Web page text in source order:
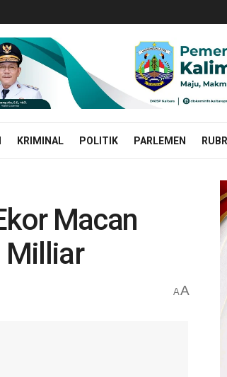
KRIMINAL POLITIK PARLEMEN
Macan
Milliar
AA